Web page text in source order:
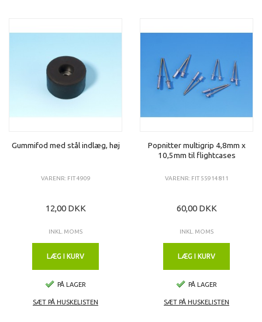
Gummifod med stål indlæg, høj
VARENR: FIT 4909
12,00 DKK
INKL. MOMS
LÆG I KURV
PÅ LAGER
SÆT PÅ HUSKELISTEN
Popnitter multigrip 4,8mm x
10,5mm til flightcases
VARENR: FIT 55914811
60,00 DKK
INKL. MOMS
LÆG I KURV
PÅ LAGER
SÆT PÅ HUSKELISTEN